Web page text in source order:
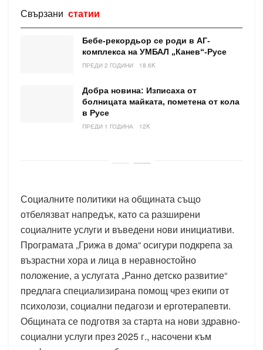
Свързани статии
Бебе-рекордьор се роди в АГ-
комплекса на УМБАЛ „Канев“-Русе
ПРЕДИ 2 ГОДИНИ 18.6K
Добра новина: Изписаха от
болницата майката, пометена от кола
в Русе
ПРЕДИ 1 ГОДИНА 12K
Социалните политики на общината също
отбелязват напредък, като са разширени
социалните услуги и въведени нови инициативи.
Програмата „Грижа в дома“ осигури подкрепа за
възрастни хора и лица в неравностойно
положение, а услугата „Ранно детско развитие“
предлага специализирана помощ чрез екипи от
психолози, социални педагози и ерготерапевти.
Общината се подготвя за старта на нови здравно-
социални услуги през 2025 г., насочени към